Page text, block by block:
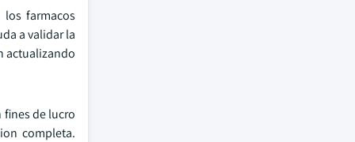
farmacos
a validar la
actualizando
fines de lucro
completa.